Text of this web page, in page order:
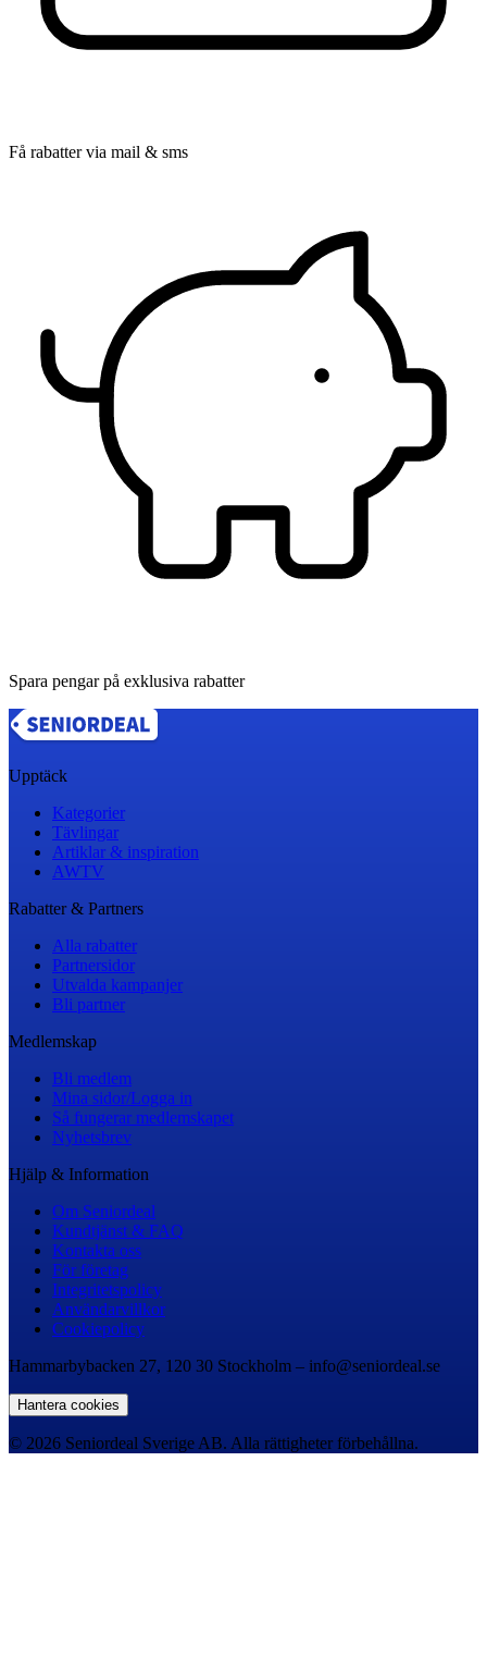
Få rabatter via mail & sms
Spara pengar på exklusiva rabatter
Upptäck
Kategorier
Tävlingar
Artiklar & inspiration
AWTV
Rabatter & Partners
Alla rabatter
Partnersidor
Utvalda kampanjer
Bli partner
Medlemskap
Bli medlem
Mina sidor/Logga in
Så fungerar medlemskapet
Nyhetsbrev
Hjälp & Information
Om Seniordeal
Kundtjänst & FAQ
Kontakta oss
För företag
Integritetspolicy
Användarvillkor
Cookiepolicy
Hammarbybacken 27, 120 30 Stockholm – info@seniordeal.se
Hantera cookies
© 2026 Seniordeal Sverige AB. Alla rättigheter förbehållna.